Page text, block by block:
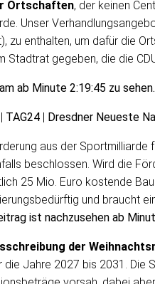
Ortschaften, der keinen
Unser
zu enthalten, um dafür die
Stadtrat gegeben, die die
ab Minute 2:19:45 zu sehen.
| TAG24 | Dresdner Neueste
aus der Sportmilliarde
beschlossen. Wird die
25 Mio. Euro kostende
und braucht
ist nachzusehen ab
der
Jahre 2027 bis 2031. Die